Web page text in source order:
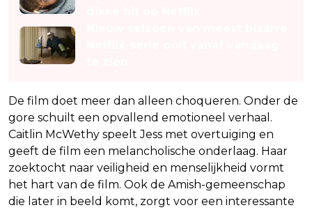
De film doet meer dan alleen choqueren. Onder de
gore schuilt een opvallend emotioneel verhaal.
Caitlin McWethy speelt Jess met overtuiging en
geeft de film een melancholische onderlaag. Haar
zoektocht naar veiligheid en menselijkheid vormt
het hart van de film. Ook de Amish-gemeenschap
die later in beeld komt, zorgt voor een interessante